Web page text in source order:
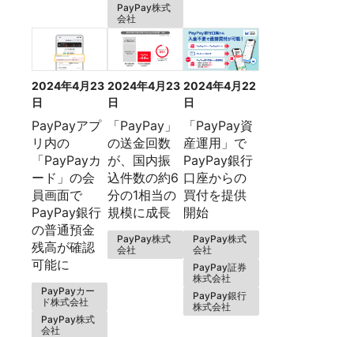
PayPay株式
会社
2024年4月23
日
PayPayアプ
リ内の
「PayPayカ
ード」の会
員画面で
PayPay銀行
の普通預金
残高が確認
可能に
PayPayカー
ド株式会社
PayPay株式
会社
2024年4月23
日
「PayPay」
の送金回数
が、国内振
込件数の約6
分の1相当の
規模に成長
PayPay株式
会社
2024年4月22
日
「PayPay資
産運用」で
PayPay銀行
口座からの
買付を提供
開始
PayPay株式
会社
PayPay証券
株式会社
PayPay銀行
株式会社